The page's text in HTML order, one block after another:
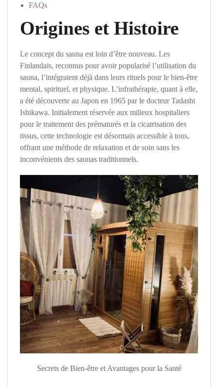
FAQs
Origines et Histoire
Le concept du sauna est loin d’être nouveau. Les
Finlandais, reconnus pour avoir popularisé l’utilisation du
sauna, l’intégraient déjà dans leurs rituels pour le bien-être
mental, spirituel, et physique. L’infrathérapie, quant à elle,
a été découverte au Japon en 1965 par le docteur Tadashi
Ishikawa. Initialement réservée aux milieux hospitaliers
pour le traitement des prématurés et la cicatrisation des
tissus, cette technologie est désormais accessible à tous,
offrant une méthode de relaxation et de soin sans les
inconvénients des saunas traditionnels.
Secrets de Bien-être et Avantages pour la Santé